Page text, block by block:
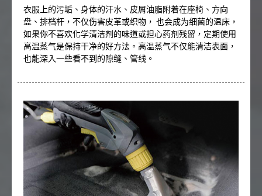
衣服上的污垢、身体的汗水、皮屑油脂附着在座椅、方向
盘、排档杆，不仅伤害皮革或织物， 也会成为细菌的温床，
如果你不喜欢化学清洁剂的味道或担心药剂残留，定期使用
高温蒸气是保持干净的好方法。高温蒸气不仅能清洁表面，
也能深入一些看不到的隙缝、管线。